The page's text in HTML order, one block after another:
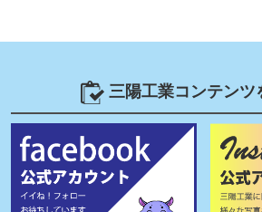
三陽工業コンテンツ